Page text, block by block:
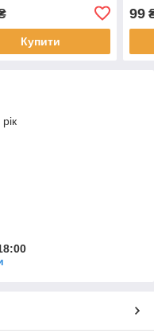
Купити
99